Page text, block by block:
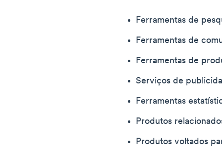
Ferramentas de
Ferramentas de
Ferramentas de
Serviços de
Ferramentas
Produtos
Produtos voltados